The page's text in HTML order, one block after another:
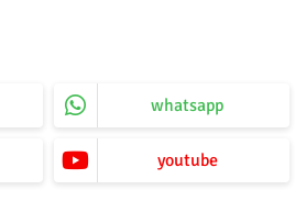
whatsapp
youtube